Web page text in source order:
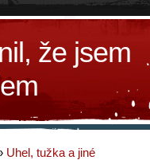
že jsem
Uhel, tužka a jiné